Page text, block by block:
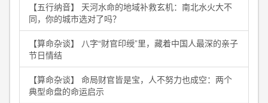
【五行纳音】 天河水命的地域补救玄机：南北水火大不
同，你的城市选对了吗？
【算命杂谈】 八字“财官印绶”里，藏着中国人最深的亲子
节日情结
【算命杂谈】 命局财官皆是宝，人不努力也成空：两个
典型命盘的命运启示